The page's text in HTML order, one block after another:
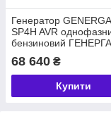
Генератор GENERGA
SP4H AVR
бензиновий ГЕНЕРГА
68 640 ₴
Купити